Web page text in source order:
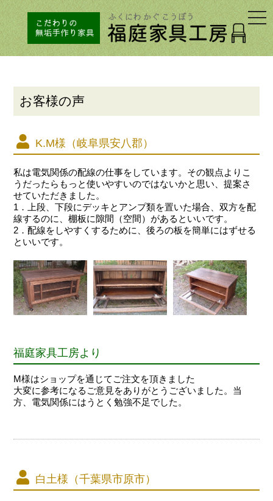
お客様の声
K.M様（岐阜県安八郡）
私は電気関係の配線の仕事をしています。その観点よりこ
うだったらもっと使いやすいのではないかと思い、提案さ
せていただきました。
1．上段、下段にデッキとアンプ類を置いた場合、双方を配
線するのに、棚板に隙間（空間）があるといいです。
2．配線をしやすくするために、後ろの板を簡単にはずせる
といいです。
福庭家具工房より
M様はショップを通じてご注文を頂きました
大変に参考になるご意見をありがとうございました。当
方、電気関係にはうとく勉強不足でした。
白土様（千葉県市原市）